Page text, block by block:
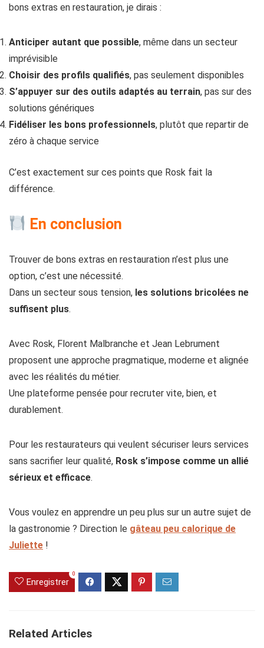
bons extras en restauration, je dirais :
Anticiper autant que possible, même dans un secteur
imprévisible
Choisir des profils qualifiés, pas seulement disponibles
S’appuyer sur des outils adaptés au terrain, pas sur des
solutions génériques
Fidéliser les bons professionnels, plutôt que repartir de
zéro à chaque service
C’est exactement sur ces points que Rosk fait la
différence.
En conclusion
Trouver de bons extras en restauration n’est plus une
option, c’est une nécessité.
Dans un secteur sous tension, les solutions bricolées ne
suffisent plus.
Avec Rosk, Florent Malbranche et Jean Lebrument
proposent une approche pragmatique, moderne et alignée
avec les réalités du métier.
Une plateforme pensée pour recruter vite, bien, et
durablement.
Pour les restaurateurs qui veulent sécuriser leurs services
sans sacrifier leur qualité, Rosk s’impose comme un allié
sérieux et efficace.
Vous voulez en apprendre un peu plus sur un autre sujet de
la gastronomie ? Direction le gâteau peu calorique de
Juliette !
Enregistrer
0
Related Articles